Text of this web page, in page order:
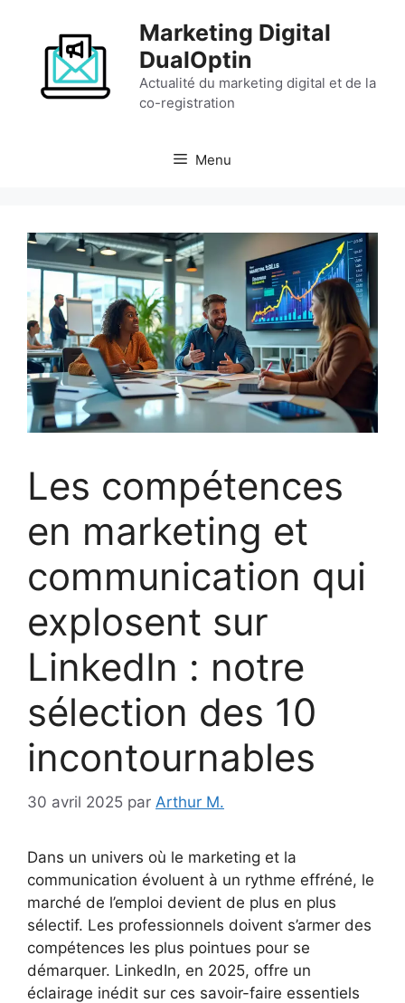
contenu
Marketing Digital
DualOptin
Actualité du marketing digital et de la
co-registration
Menu
Les compétences
en marketing et
communication qui
explosent sur
LinkedIn : notre
sélection des 10
incontournables
30 avril 2025 par Arthur M.
Dans un univers où le marketing et la
communication évoluent à un rythme effréné, le
marché de l’emploi devient de plus en plus
sélectif. Les professionnels doivent s’armer des
compétences les plus pointues pour se
démarquer. LinkedIn, en 2025, offre un
éclairage inédit sur ces savoir-faire essentiels